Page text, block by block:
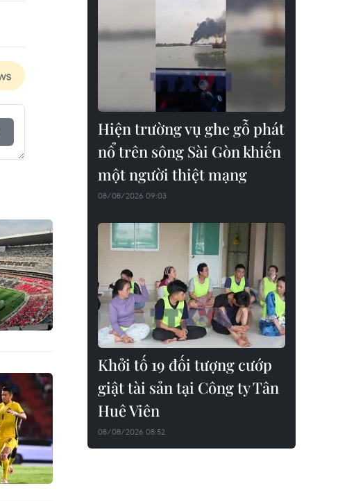
Hiện trường vụ ghe gỗ phát
nổ trên sông Sài Gòn khiến
một người thiệt mạng
08/08/2026 09:03
Khởi tố 19 đối tượng cướp
giật tài sản tại Công ty Tân
Huê Viên
08/08/2026 08:52